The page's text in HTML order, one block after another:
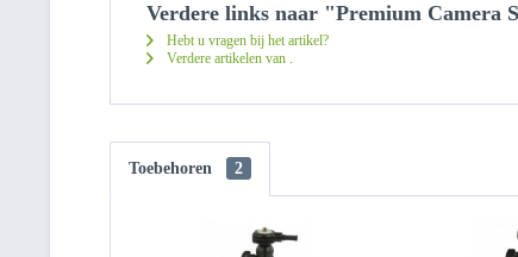
Verdere links naar "Premium Camera
Hebt u vragen bij het artikel?
Verdere artikelen van .
Toebehoren 2